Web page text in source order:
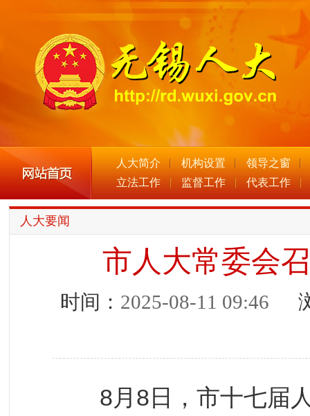
人大简介 机构设置
领导之窗
立法工作
监督工作 代表工作
人大要闻
市人大常委会
时间： 2025-08-11 09:46 浏
8月8日，市十七届人